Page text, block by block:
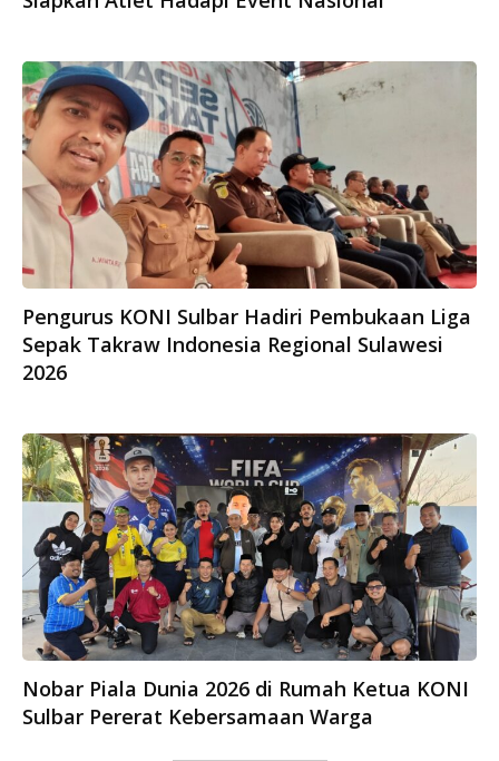
Pengurus KONI Sulbar Hadiri Pembukaan Liga
Sepak Takraw Indonesia Regional Sulawesi
2026
Nobar Piala Dunia 2026 di Rumah Ketua KONI
Sulbar Pererat Kebersamaan Warga